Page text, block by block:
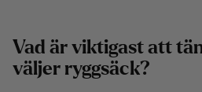
Vad är viktigast att
väljer ryggsäck?